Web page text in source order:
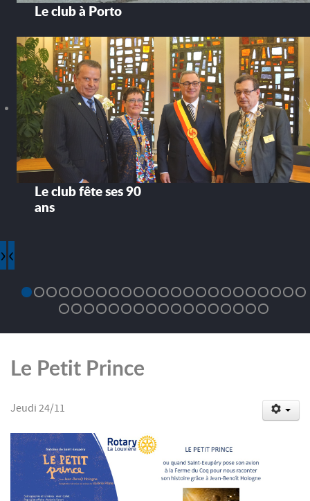
Le club à Porto
Le club fête ses 90
ans
›‹
Le Petit Prince
Jeudi 24/11